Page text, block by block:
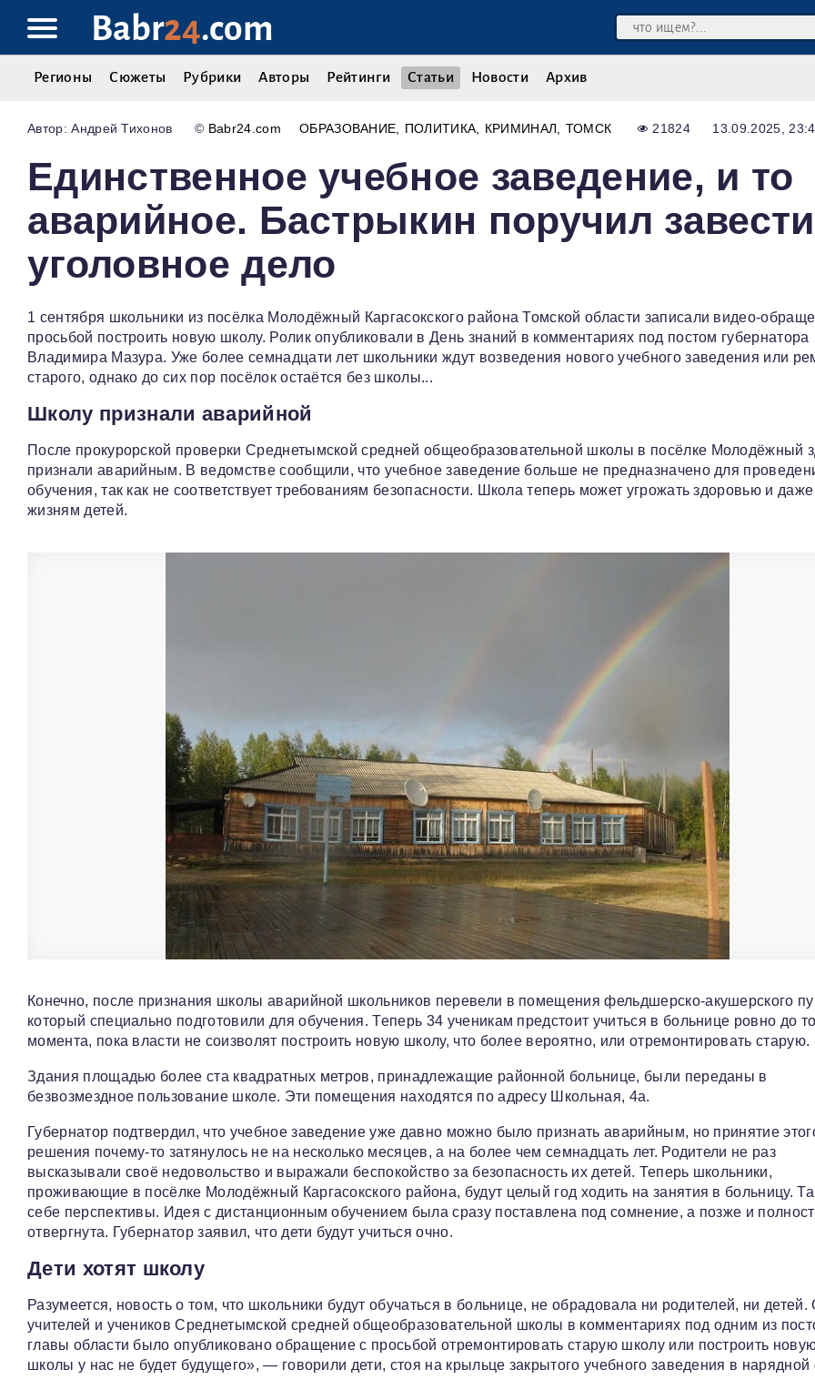
Babr24.com
Регионы Сюжеты Рубрики Авторы Рейтинги Статьи Новости Архив
Андрей Тихонов © Babr24.com ОБРАЗОВАНИЕ ПОЛИТИКА КРИМИНАЛ ТОМСК 21824 13.09.2025,
Единственное учебное заведение, и то
аварийное. Бастрыкин поручил завести
уголовное дело
1 сентября школьники из посёлка Молодёжный Каргасокского района Томской области записали видео-
просьбой построить новую школу. Ролик опубликовали в День знаний в комментариях под постом губернатора
Владимира Мазура. Уже более семнадцати лет школьники ждут возведения нового учебного заведения или
старого, однако до сих пор посёлок остаётся без школы...
Школу признали аварийной
После прокурорской проверки Среднетымской средней общеобразовательной школы в посёлке Молодёжный
признали аварийным. В ведомстве сообщили, что учебное заведение больше не предназначено для
обучения, так как не соответствует требованиям безопасности. Школа теперь может угрожать здоровью и даже
жизням детей.
Конечно, после признания школы аварийной школьников перевели в помещения фельдшерско-акушерского
который специально подготовили для обучения. Теперь 34 ученикам предстоит учиться в больнице ровно до
момента, пока власти не соизволят построить новую школу, что более вероятно, или отремонтировать старую.
Здания площадью более ста квадратных метров, принадлежащие районной больнице, были переданы в
безвозмездное пользование школе. Эти помещения находятся по адресу Школьная, 4а.
Губернатор подтвердил, что учебное заведение уже давно можно было признать аварийным, но принятие
решения почему-то затянулось не на несколько месяцев, а на более чем семнадцать лет. Родители не раз
высказывали своё недовольство и выражали беспокойство за безопасность их детей. Теперь школьники,
проживающие в посёлке Молодёжный Каргасокского района, будут целый год ходить на занятия в больницу.
себе перспективы. Идея с дистанционным обучением была сразу поставлена под сомнение, а позже и
отвергнута. Губернатор заявил, что дети будут учиться очно.
Дети хотят школу
Разумеется, новость о том, что школьники будут обучаться в больнице, не обрадовала ни родителей, ни детей.
учителей и учеников Среднетымской средней общеобразовательной школы в комментариях под одним из
главы области было опубликовано обращение с просьбой отремонтировать старую школу или построить
школы у нас не будет будущего», — говорили дети, стоя на крыльце закрытого учебного заведения в